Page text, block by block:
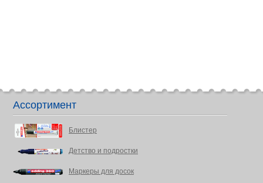
Ассортимент
Блистер
Детство и подростки
Маркеры для досок